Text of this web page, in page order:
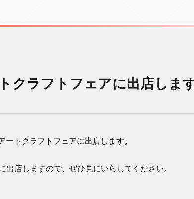
クラフトフェアに出店しま
ートクラフトフェアに出店します。
出店しますので、ぜひ見にいらしてください。